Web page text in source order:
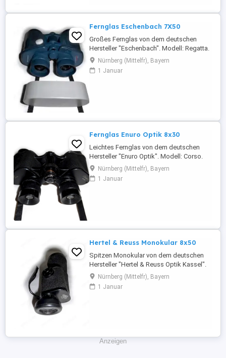
Fernglas Eschenbach 7X50
Großes Fernglas von dem deutschen
Hersteller "Eschenbach". Modell: Regatta.
Das Fernglas befindet sich in einem sehr
guten gebrauchten Zustand. Voll
funktionsfähig. Eigenschaften &
Nürnberg (Mittelfr), Bayern
1 Januar
Fernglas Enuro Optik 8x30
Leichtes Fernglas von dem deutschen
Hersteller "Enuro Optik". Modell: Corso.
Das Fernglas befindet sich in einem guten
gebrauchten Zustand. Voll funktionsfähig.
Eigenschaften & technische Daten: -
Nürnberg (Mittelfr), Bayern
1 Januar
Hertel & Reuss Monokular 8x50
Spitzen Monokular von dem deutschen
Hersteller "Hertel & Reuss Optik Kassel".
Das Monokular befindet sich in einem
guten gebrauchten Zustand. Voll
funktionsfähig. Eigenschaften &
Nürnberg (Mittelfr), Bayern
1 Januar
Anzeigen